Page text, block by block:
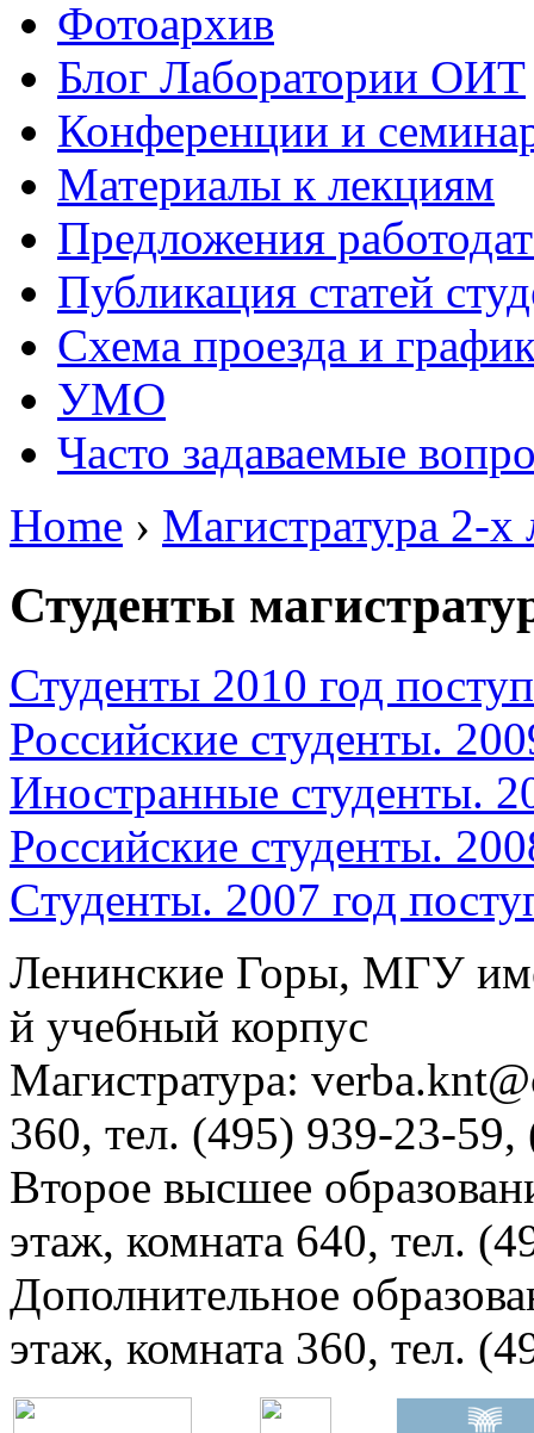
Фотоархив
Блог Лаборатории ОИТ
Конференции и
Материалы к лекциям
Предложения
Публикация статей
Схема проезда и
УМО
Часто задаваемые
Home › Магистратура 2-х
Студенты
Студенты 2010 год
Российские студенты.
Иностранные студенты.
Российские студенты.
Cтуденты. 2007 год
Ленинские Горы, МГУ
й учебный корпус
Магистратура:
360, тел. (495) 939-23-
Второе высшее
этаж, комната 640, тел.
Дополнительное
этаж, комната 360, тел.